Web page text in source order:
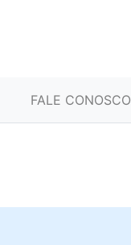
FALE CONOSCO